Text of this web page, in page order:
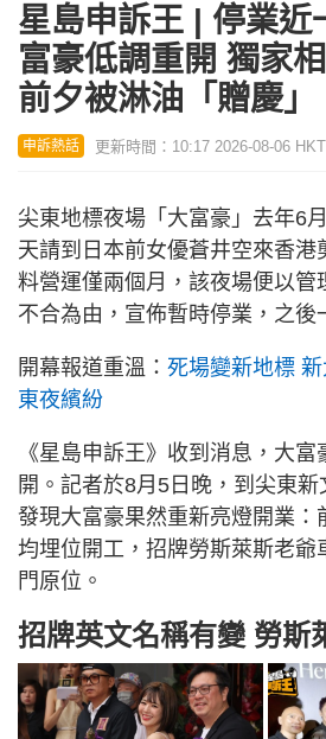
星島申訴王 | 停業近
富豪低調重開 獨家
前夕被淋油「贈慶」
申訴熱話 更新時間：10:17 2026-08-06 HKT
尖東地標夜場「大富豪」去年6
天請到日本前女優蒼井空來香港
料營運僅兩個月，該夜場便以管
不合為由，宣佈暫時停業，之後
開幕報道重溫： 死場變新地標
東夜繽紛
《星島申訴王》收到消息，大
開。記者於8月5日晚，到尖東新
發現大富豪果然重新亮燈開業：
均埋位開工，招牌勞斯萊斯老爺
門原位。
招牌英文名稱有變 勞斯